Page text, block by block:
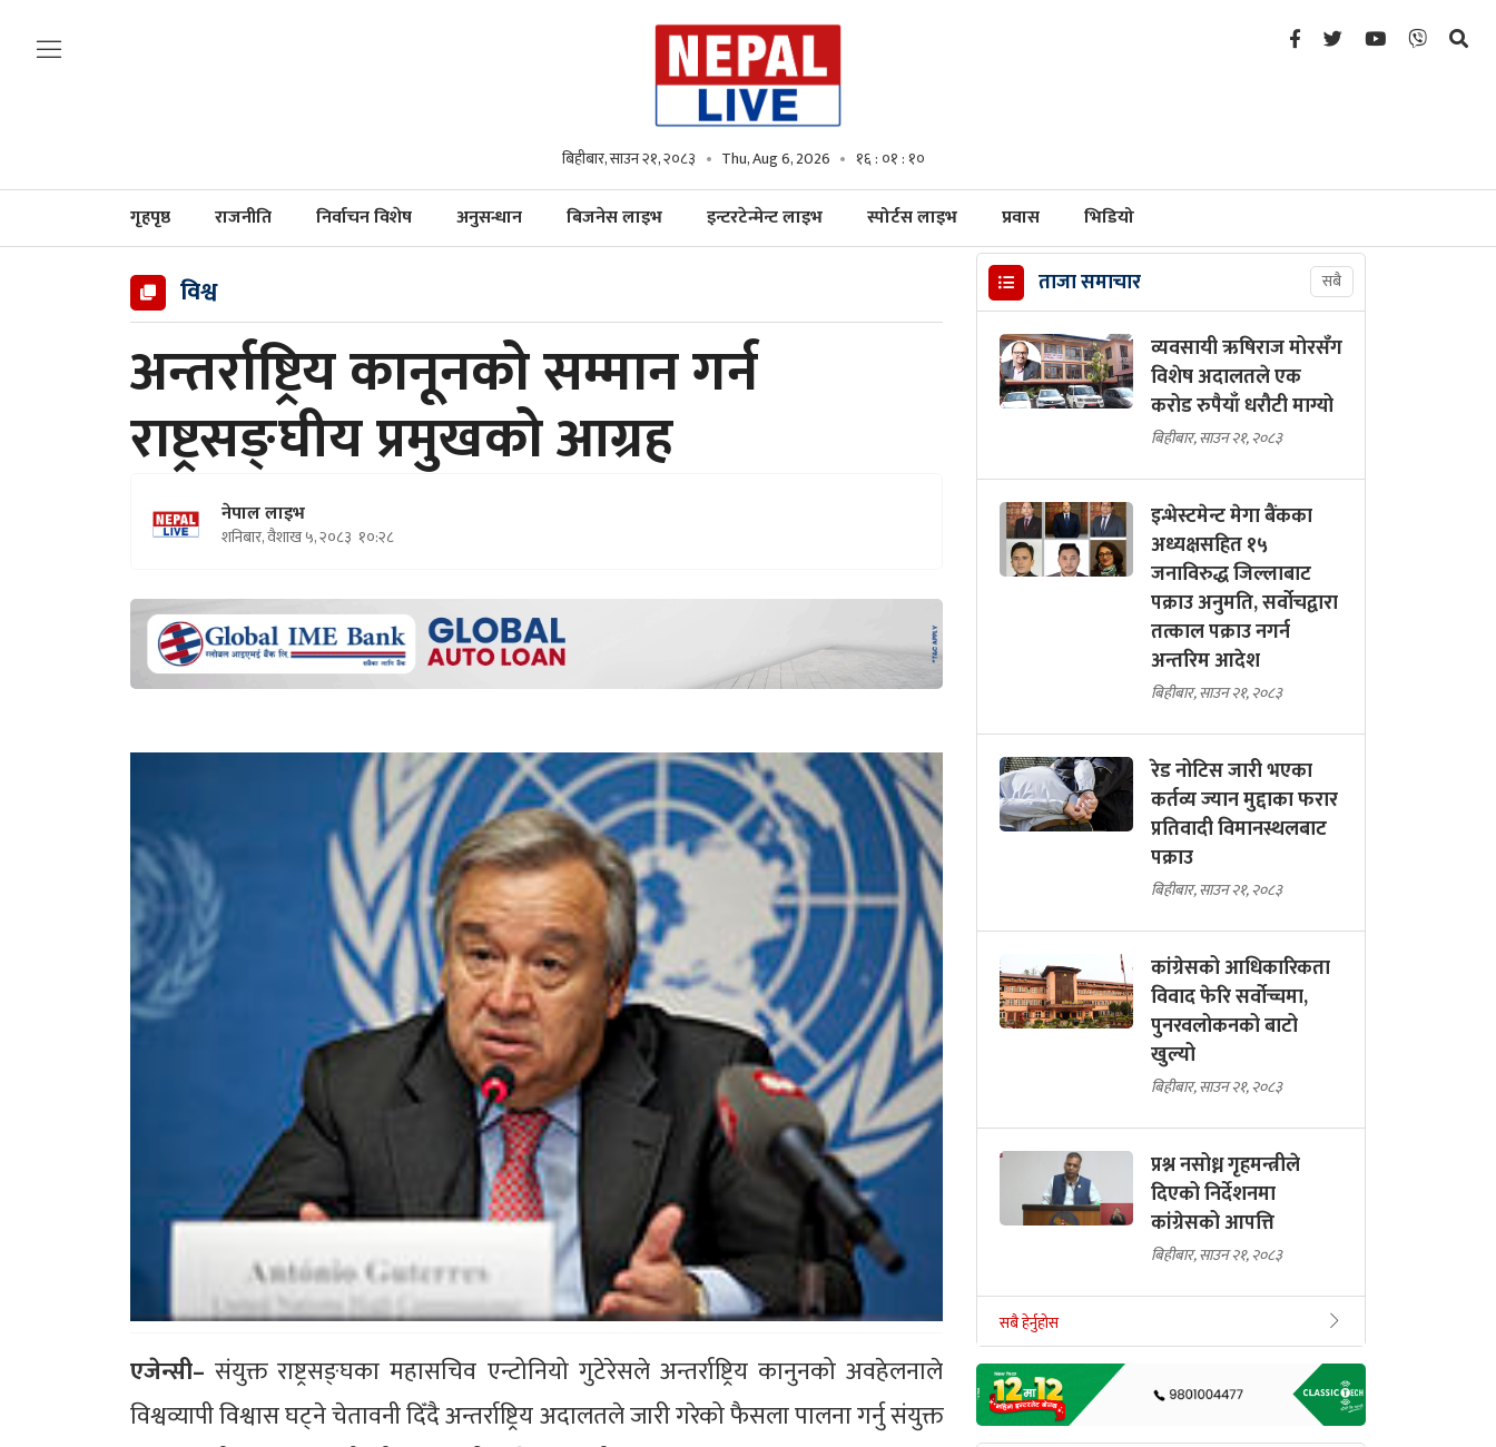
बिहीबार, साउन २१, २०८३ Thu, Aug 6, 2026 १६ : ०१ : १२
गृहपृष्ठ राजनीति निर्वाचन विशेष अनुसन्धान बिजनेस लाइभ इन्टरटेन्मेन्ट लाइभ स्पोर्टस लाइभ प्रवास भिडियो
विश्व
अन्तर्राष्ट्रिय कानूनको सम्मान गर्न
राष्ट्रसङ्घीय प्रमुखको आग्रह
नेपाल लाइभ
शनिबार, वैशाख ५, २०८३ १०:२८
एजेन्सी–संयुक्त राष्ट्रसङ्घका महासचिव एन्टोनियो गुटेरेसले अन्तर्राष्ट्रिय कानुनको अवहेलनाले
विश्वव्यापी विश्वास घट्ने चेतावनी दिँदै अन्तर्राष्ट्रिय अदालतले जारी गरेको फैसला पालना गर्नु संयुक्त
ताजा समाचार सबै
व्यवसायी ऋषिराज मोरसँग
विशेष अदालतले एक
करोड रुपैयाँ धरौटी माग्यो
बिहीबार, साउन २१, २०८३
इन्भेस्टमेन्ट मेगा बैंकका
अध्यक्षसहित १५
जनाविरुद्ध जिल्लाबाट
पक्राउ अनुमति, सर्वोचद्वारा
तत्काल पक्राउ नगर्न
अन्तरिम आदेश
बिहीबार, साउन २१, २०८३
रेड नोटिस जारी भएका
कर्तव्य ज्यान मुद्दाका फरार
प्रतिवादी विमानस्थलबाट
पक्राउ
बिहीबार, साउन २१, २०८३
कांग्रेसको आधिकारिकता
विवाद फेरि सर्वोच्चमा,
पुनरवलोकनको बाटो
खुल्यो
बिहीबार, साउन २१, २०८३
प्रश्न नसोध्न गृहमन्त्रीले
दिएको निर्देशनमा
कांग्रेसको आपत्ति
बिहीबार, साउन २१, २०८३
सबै हेर्नुहोस